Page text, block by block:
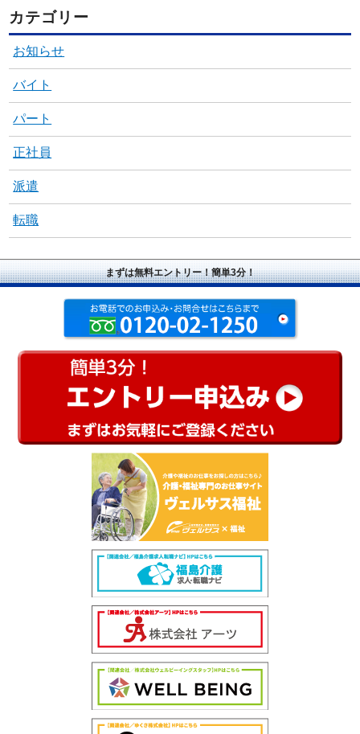
カテゴリー
お知らせ
バイト
パート
正社員
派遣
転職
まずは無料エントリー！簡単3分！